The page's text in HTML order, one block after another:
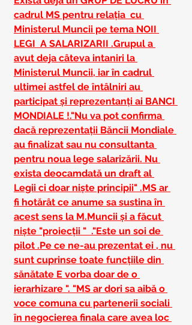
cadrul MS pentru relația  cu
Ministerul Muncii pe tema NOII
LEGI  A SALARIZARII .Grupul a
avut deja câteva intaniri la
Ministerul Muncii, iar în cadrul
ultimei astfel de întâlniri au
participat și reprezentanți ai BANCI
MONDIALE !."Nu va pot confirma
dacă reprezentații Băncii Mondiale
au finalizat sau nu consultanta
pentru noua lege salarizării. Nu
exista deocamdată un draft al
Legii ci doar niște principii" .MS ar
fi hotărât ce anume sa sustina în
acest sens la M.Muncii și a făcut
niște "proiecții "  ."Este un soi de
pilot .Pe ce ne-au prezentat ei , nu
sunt cuprinse toate funcțiile din
sănătate E vorba doar de o
ierarhizare ". "MS ar dori sa aibă o
voce comuna cu partenerii sociali
în negocierea finala care avea loc